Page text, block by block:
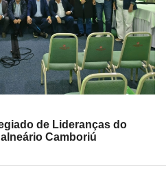
de Lideranças do
Camboriú